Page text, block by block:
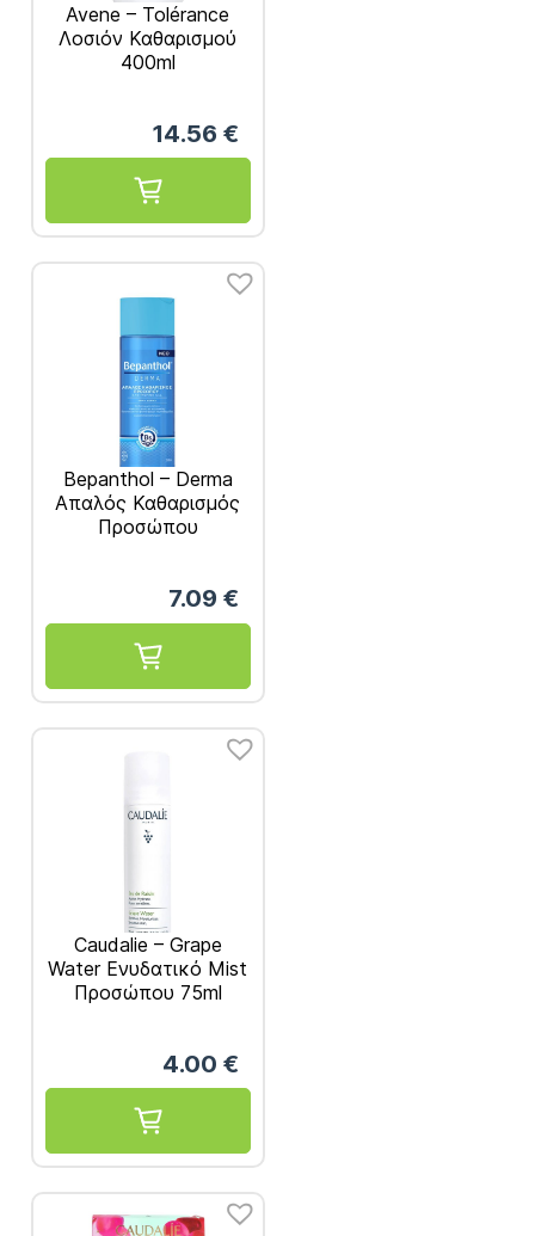
Avene – Tolérance
Λοσιόν Καθαρισμού
400ml
14.56 €
Bepanthol – Derma
Απαλός Καθαρισμός
Προσώπου
7.09 €
Caudalie – Grape
Water Ενυδατικό Mist
Προσώπου 75ml
4.00 €